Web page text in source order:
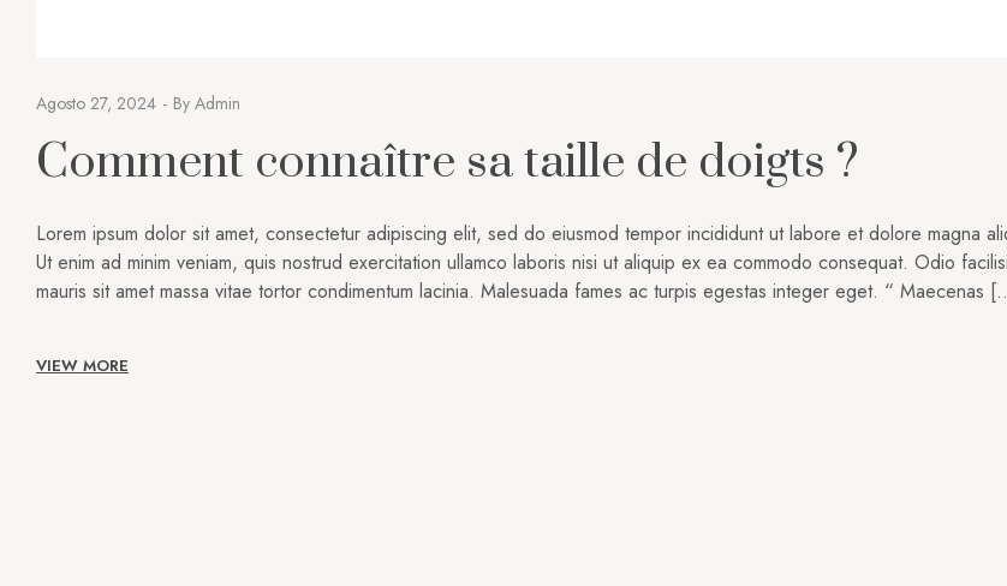
Agosto 27, 2024 By Admin
Comment connaître sa taille de doigts ?
Lorem ipsum dolor sit amet, consectetur adipiscing elit, sed do eiusmod tempor incididunt ut labore et dolore magna
Ut enim ad minim veniam, quis nostrud exercitation ullamco laboris nisi ut aliquip ex ea commodo consequat. Odio
mauris sit amet massa vitae tortor condimentum lacinia. Malesuada fames ac turpis egestas integer eget. “ Maecenas
VIEW MORE